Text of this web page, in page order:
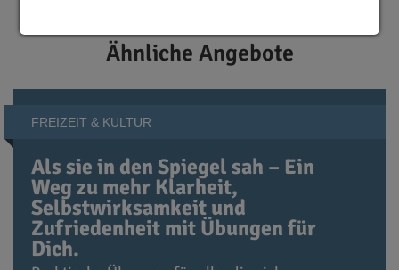
Ähnliche Angebote
FREIZEIT & KULTUR
Als sie in den Spiegel sah – Ein
Weg zu mehr Klarheit,
Selbstwirksamkeit und
Zufriedenheit mit Übungen für
Dich.